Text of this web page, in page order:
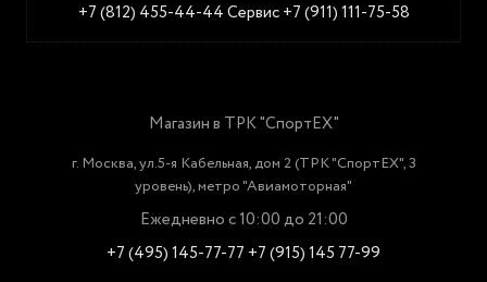
+7 (812) 455-44-44Сервис +7 (911) 111-75-58
Магазин в ТРК "СпортЕХ"
г. Москва, ул.5-я Кабельная, дом 2 (ТРК "СпортЕХ", 3
уровень), метро "Авиамоторная"
Ежедневно с 10:00 до 21:00
+7 (495) 145-77-77 +7 (915) 145 77-99